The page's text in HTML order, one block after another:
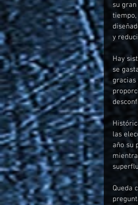
su
y
Hay
se
gracias
las
año su
Queda